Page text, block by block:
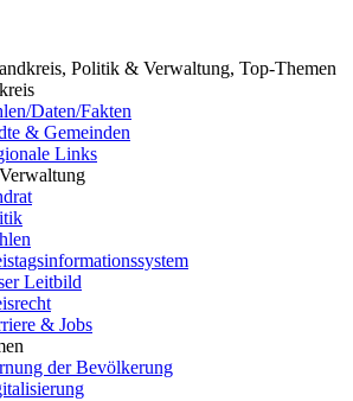
Politik & Verwaltung, Top-Themen
Daten/Fakten
& Gemeinden
Links
Leitbild
& Jobs
der Bevölkerung